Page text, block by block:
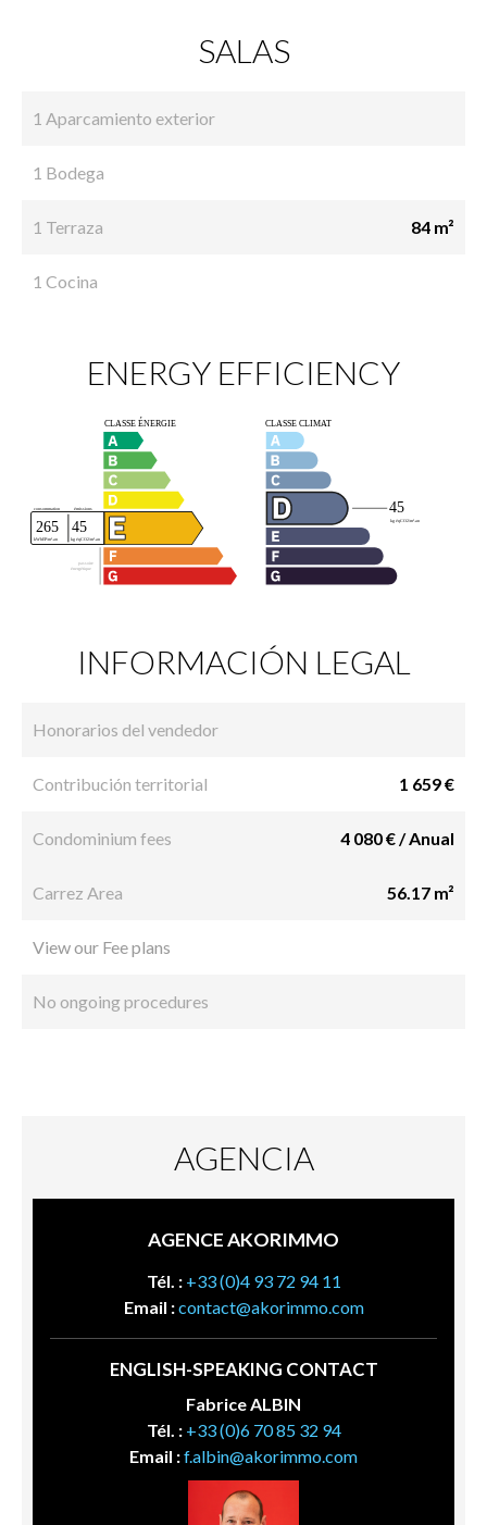
SALAS
1 Aparcamiento exterior
1 Bodega
1 Terraza 84 m²
1 Cocina
ENERGY EFFICIENCY
INFORMACIÓN LEGAL
Honorarios del vendedor
Contribución territorial 1 659 €
Condominium fees 4 080 € / Anual
Carrez Area 56.17 m²
View our Fee plans
No ongoing procedures
AGENCIA
AGENCE AKORIMMO
Tél. : +33 (0)4 93 72 94 11
Email :contact@akorimmo.com
ENGLISH-SPEAKING CONTACT
Fabrice ALBIN
Tél. : +33 (0)6 70 85 32 94
Email :f.albin@akorimmo.com